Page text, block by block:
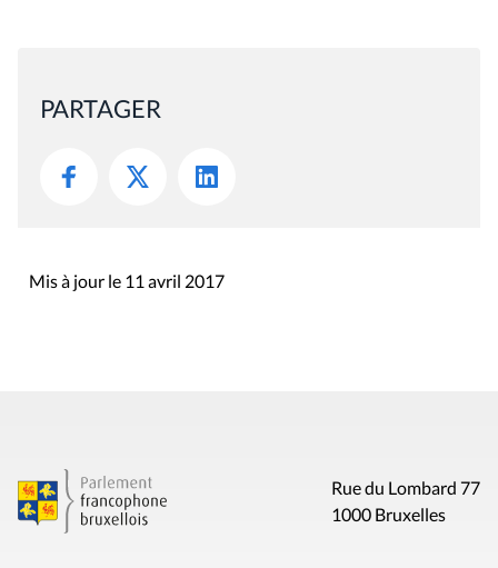
PARTAGER
Mis à jour le 11 avril 2017
Rue du Lombard 77
1000 Bruxelles